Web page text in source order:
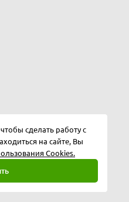
сделать работу с
на сайте, Вы
Cookies.